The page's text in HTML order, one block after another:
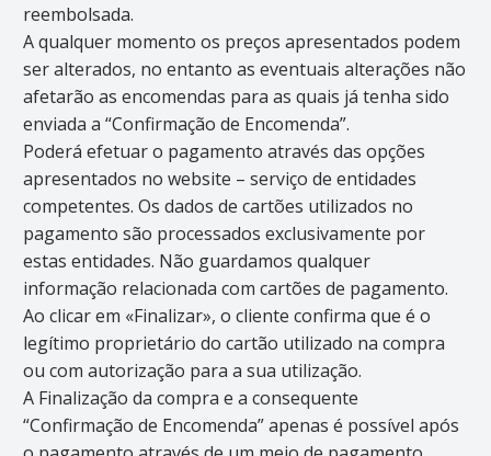
reembolsada.
A qualquer momento os preços apresentados podem
ser alterados, no entanto as eventuais alterações não
afetarão as encomendas para as quais já tenha sido
enviada a “Confirmação de Encomenda”.
Poderá efetuar o pagamento através das opções
apresentados no website – serviço de entidades
competentes. Os dados de cartões utilizados no
pagamento são processados exclusivamente por
estas entidades. Não guardamos qualquer
informação relacionada com cartões de pagamento.
Ao clicar em «Finalizar», o cliente confirma que é o
legítimo proprietário do cartão utilizado na compra
ou com autorização para a sua utilização.
A Finalização da compra e a consequente
“Confirmação de Encomenda” apenas é possível após